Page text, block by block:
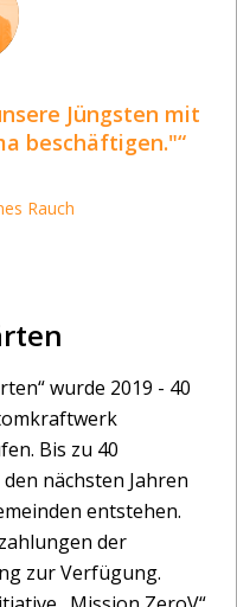
Jüngsten mit
beschäftigen."
Rauch
wurde 2019 - 40
Bis zu 40
nächsten Jahren
entstehen.
der
zur Verfügung.